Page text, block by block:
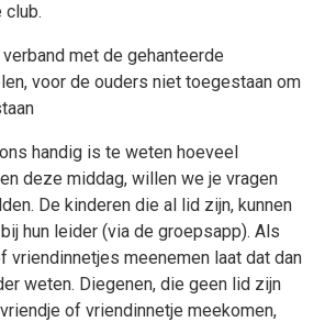
club.
met de gehanteerde
voor de ouders niet toegestaan om
handig is te weten hoeveel
deze middag, willen we je vragen
De kinderen die al lid zijn, kunnen
hun leider (via de groepsapp). Als
vriendinnetjes meenemen laat dat dan
weten. Diegenen, die geen lid zijn
of vriendinnetje meekomen,